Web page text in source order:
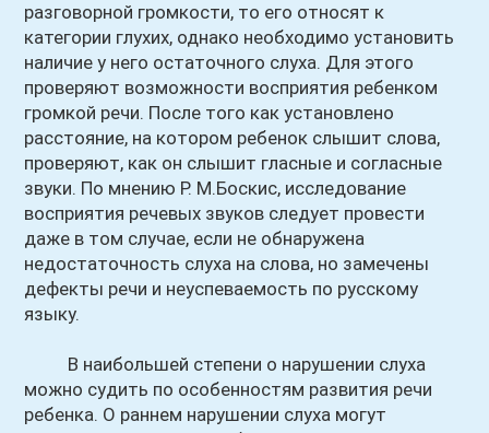
разговорной громкости, то его относят к
категории глухих, однако необходимо установить
наличие у него остаточного слуха. Для этого
проверяют возможности восприятия ребенком
громкой речи. После того как установлено
расстояние, на котором ребенок слышит слова,
проверяют, как он слышит гласные и согласные
звуки. По мнению Р. М.Боскис, исследование
восприятия речевых звуков следует провести
даже в том случае, если не обнаружена
недостаточность слуха на слова, но замечены
дефекты речи и неуспеваемость по русскому
языку.
В наибольшей степени о нарушении слуха
можно судить по особенностям развития речи
ребенка. О раннем нарушении слуха могут